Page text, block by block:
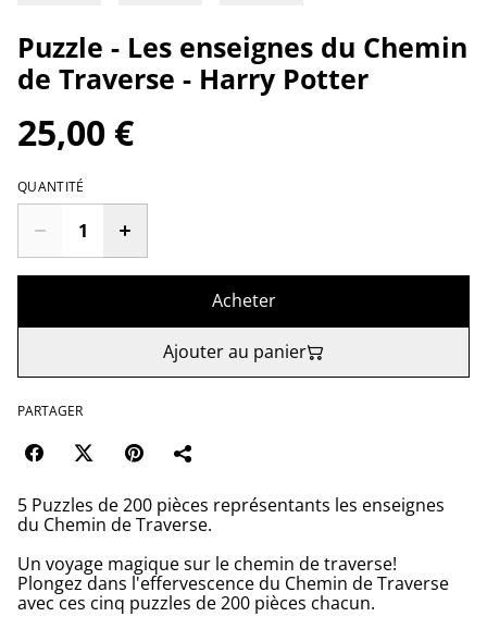
Puzzle - Les enseignes du Chemin
de Traverse - Harry Potter
25,00 €
QUANTITÉ
Acheter
Ajouter au panier
PARTAGER
5 Puzzles de 200 pièces représentants les enseignes
du Chemin de Traverse.
Un voyage magique sur le chemin de traverse!
Plongez dans l'effervescence du Chemin de Traverse
avec ces cinq puzzles de 200 pièces chacun.